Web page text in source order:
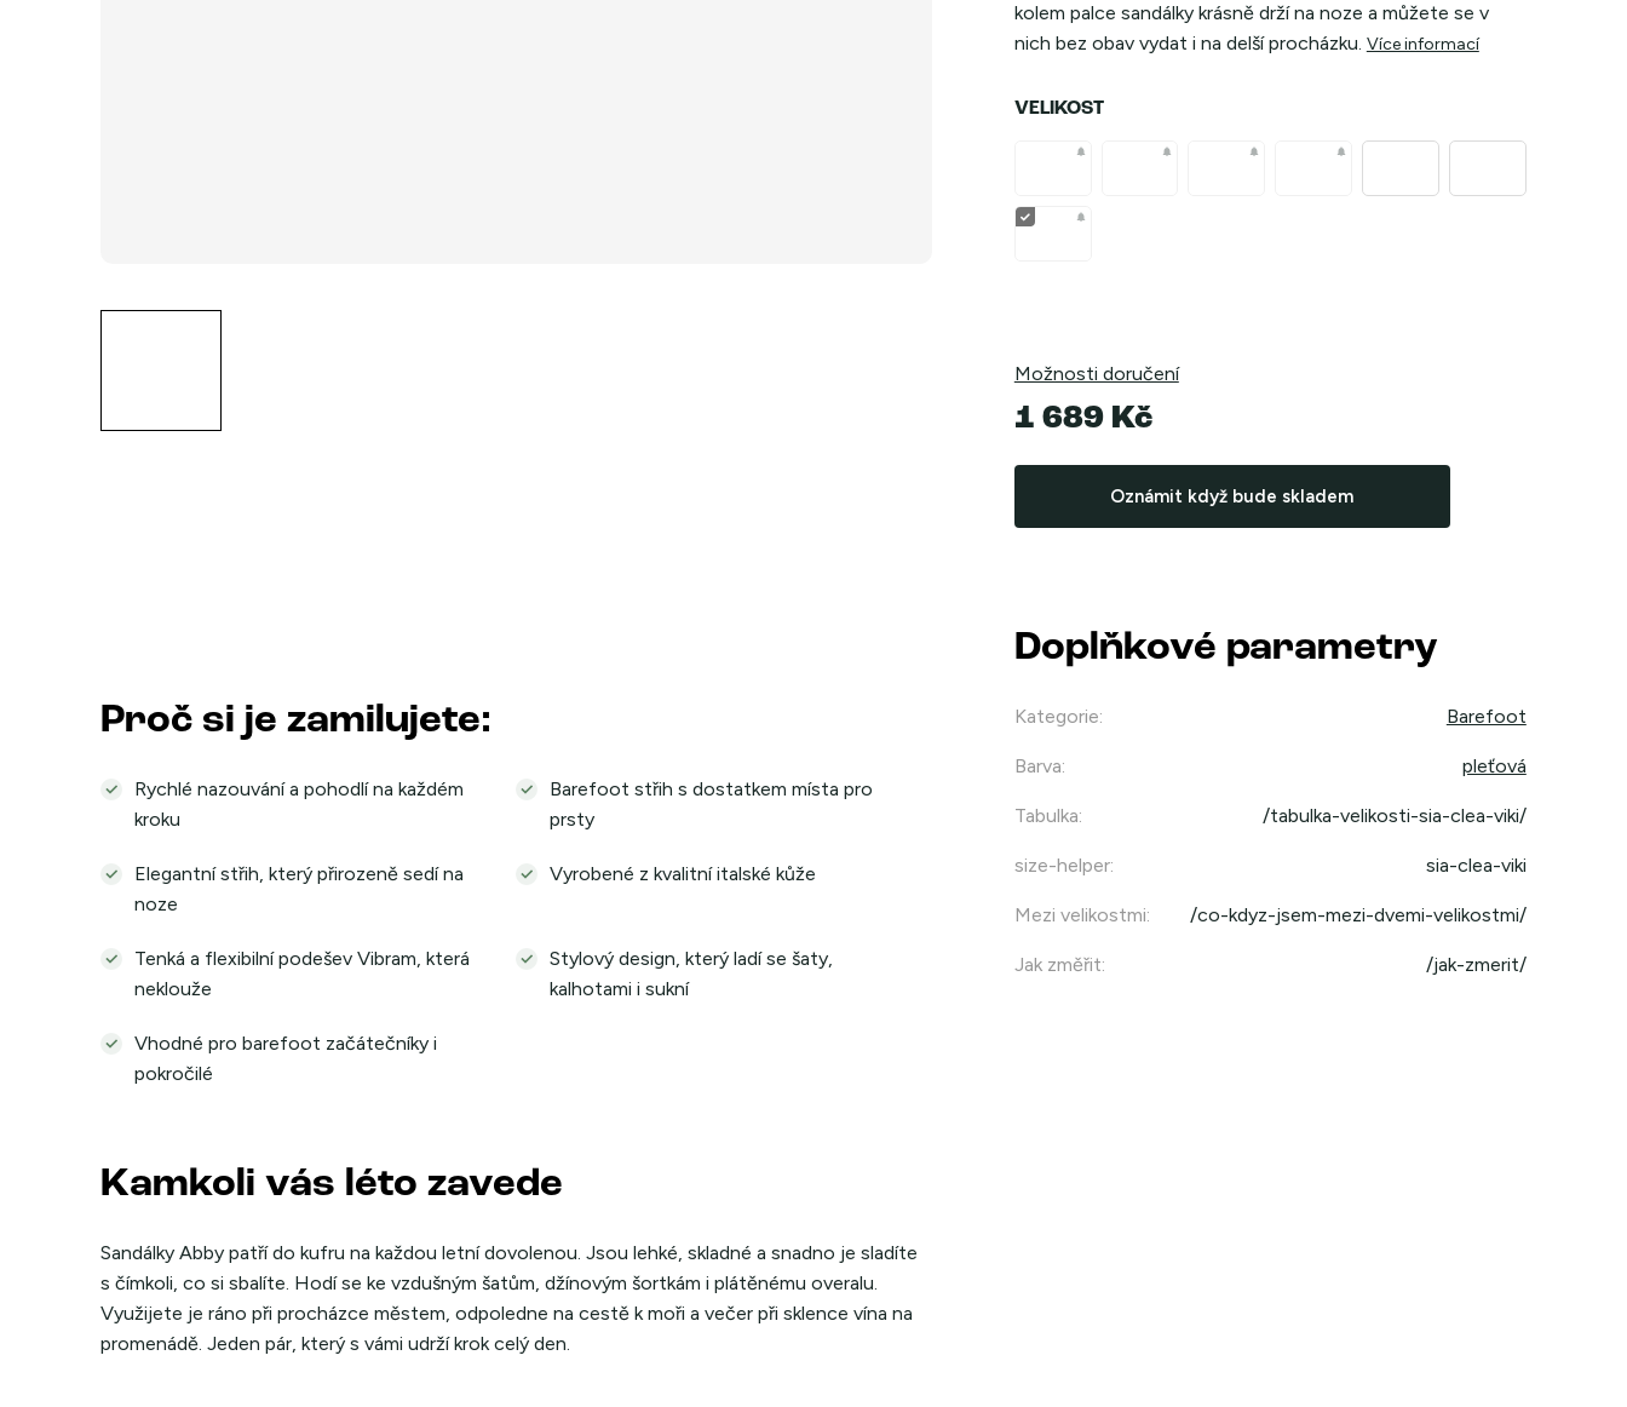
kolem palce sandálky krásně drží na noze a můžete se v
nich bez obav vydat i na delší procházku. Více informací
VELIKOST
Možnosti doručení
1 689 Kč
Oznámit když bude skladem
Proč si je zamilujete:
Rychlé nazouvání a pohodlí na každém
kroku
Barefoot střih s dostatkem místa pro
prsty
Elegantní střih, který přirozeně sedí na
noze
Vyrobené z kvalitní italské kůže
Tenká a flexibilní podešev Vibram, která
neklouže
Stylový design, který ladí se šaty,
kalhotami i sukní
Vhodné pro barefoot začátečníky i
pokročilé
Kamkoli vás léto zavede
Sandálky Abby patří do kufru na každou letní dovolenou. Jsou lehké, skladné a snadno je sladíte
s čímkoli, co si sbalíte. Hodí se ke vzdušným šatům, džínovým šortkám i plátěnému overalu.
Využijete je ráno při procházce městem, odpoledne na cestě k moři a večer při sklence vína na
promenádě. Jeden pár, který s vámi udrží krok celý den.
Doplňkové parametry
Kategorie: Barefoot
Barva: pleťová
Tabulka: /tabulka-velikosti-sia-clea-viki/
size-helper: sia-clea-viki
Mezi velikostmi: /co-kdyz-jsem-mezi-dvemi-velikostmi/
Jak změřit: /jak-zmerit/